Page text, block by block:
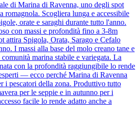
di Marina di Ravenna, uno degli spot
romagnola. Scogliera lunga e accessibile
orate e saraghi durante tutto l'anno.
con massi e profondità fino a 3-8m
attira Spigola, Orata, Sarago e Cefalo
I massi alla base del molo creano tane e
marina stabile e variegata. La
con la profondità raggiungibile lo rende
— ecco perché Marina di Ravenna
i pescatori della zona. Produttivo tutto
per le seppie e in autunno per i
facile lo rende adatto anche a